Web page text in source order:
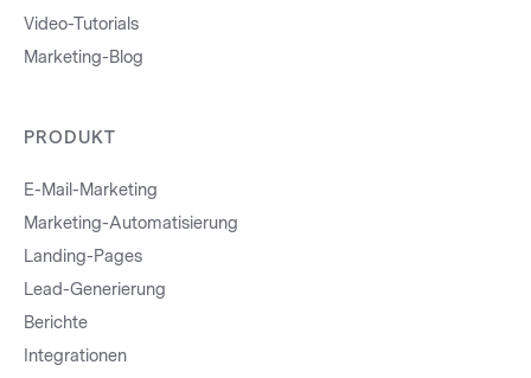
Video-Tutorials
Marketing-Blog
PRODUKT
E-Mail-Marketing
Marketing-Automatisierung
Landing-Pages
Lead-Generierung
Berichte
Integrationen